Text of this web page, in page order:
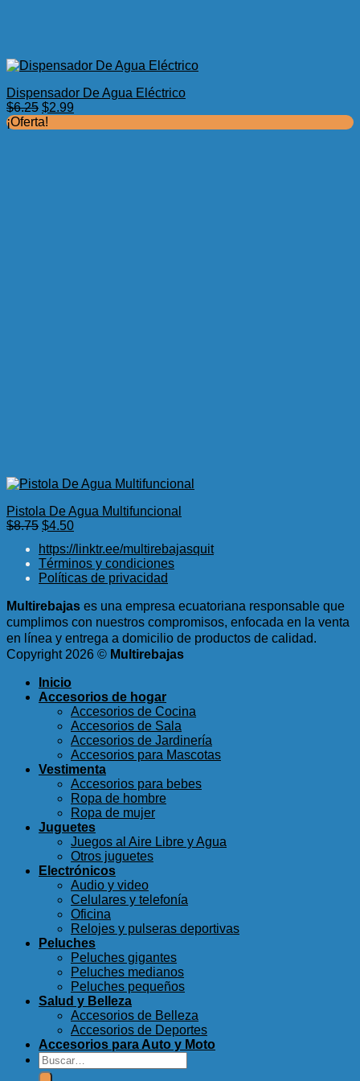
Dispensador De Agua Eléctrico
$6.25 El
precio
$2.99
¡Oferta!
Pistola De Agua Multifuncional
$8.75 El
original
era:
$8.75.
$4.50El
actual
es:
$4.50.
https://linktr.ee/multirebajasquit
Términos y condiciones
Políticas de privacidad
Multirebajas es una empresa ecuatoriana responsable que
cumplimos con nuestros compromisos, enfocada en la venta
en línea y entrega a domicilio de productos de calidad.
Copyright 2026 © Multirebajas
Inicio
Accesorios de hogar
Accesorios de Cocina
Accesorios de Sala
Accesorios de Jardinería
Accesorios para Mascotas
Vestimenta
Accesorios para bebes
Ropa de hombre
Ropa de mujer
Juguetes
Juegos al Aire Libre y Agua
Otros juguetes
Electrónicos
Audio y video
Celulares y telefonía
Oficina
Relojes y pulseras deportivas
Peluches
Peluches gigantes
Peluches medianos
Peluches pequeños
Salud y Belleza
Accesorios de Belleza
Accesorios de Deportes
Accesorios para Auto y Moto
Buscar
por: